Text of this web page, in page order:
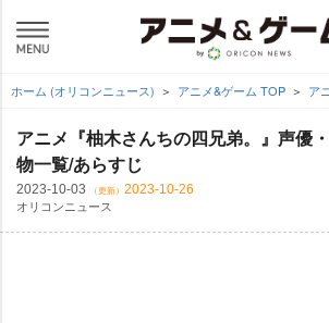
ホーム (オリコンニュース) アニメ&ゲーム TOP ア
アニメ『柚木さんちの四兄弟。』声優
物一覧/あらすじ
2023-10-03 （更新） 2023-10-26
オリコンニュース